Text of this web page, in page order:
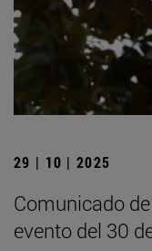
29 | 10 | 2025
Comunicado
evento del 30